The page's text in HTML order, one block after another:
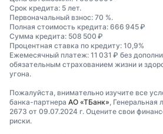
Срок кредита: 5 лет.
Первоначальный взнос: 70 %.
Полная стоимость кредита: 666 945 ₽
Сумма кредита: 508 500 ₽
Процентная ставка по кредиту: 10,9%
Ежемесячный платеж: 11 031 ₽ без
обязательным страхованием жизни и
угона.
Пожалуйста, внимательно изучите все
банка-партнера АО «ТБанк» ,
2673 от 09.07.2024 г. Оцените свои
риски.